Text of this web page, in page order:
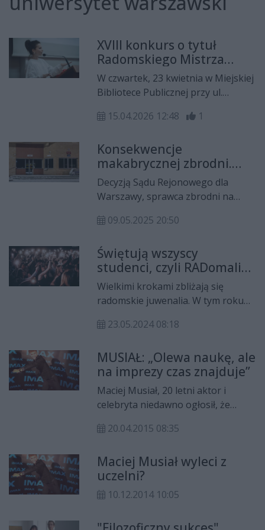
XVIII konkurs o tytuł
Radomskiego Mistrza
Ortografii!
W czwartek, 23 kwietnia w Miejskiej
Bibliotece Publicznej przy ul.
edycja konkursu o tytuł
Dyktando przeprowadzi Paulina
Mikuła.
15.04.2026 12:48 1
Konsekwencje
makabrycznej zbrodni.
Areszt Śledczy w Radomiu
nowym miejscem pobytu
Mieszka R.
Decyzją Sądu Rejonowego dla
Warszawy, sprawca zbrodni na
odbyć trzymiesięczny areszt
osadzony w oddziale
psychiatrycznym szpitala
więziennego w Radomiu.
09.05.2025 20:50
Świętują wszyscy
studenci, czyli RADomalia
2024
Wielkimi krokami zbliżają się
radomskie juwenalia. W tym roku
mieście rozpoczyna się już dziś
W programie studenckiej imprezy
nie zabraknie koncertów,
warsztatów czy gier terenowych.
23.05.2024 08:18
MUSIAŁ: „Olewa naukę, ale
na imprezy czas znajduje”
Maciej Musiał, 20 letni aktor i
celebryta niedawno ogłosił, że
na Uniwersytecie Warszawskim.
nie jest w stanie pogodzić nauki z
pracą.
20.04.2015 08:35
Maciej Musiał wyleci z
uczelni?
10.12.2014 10:05